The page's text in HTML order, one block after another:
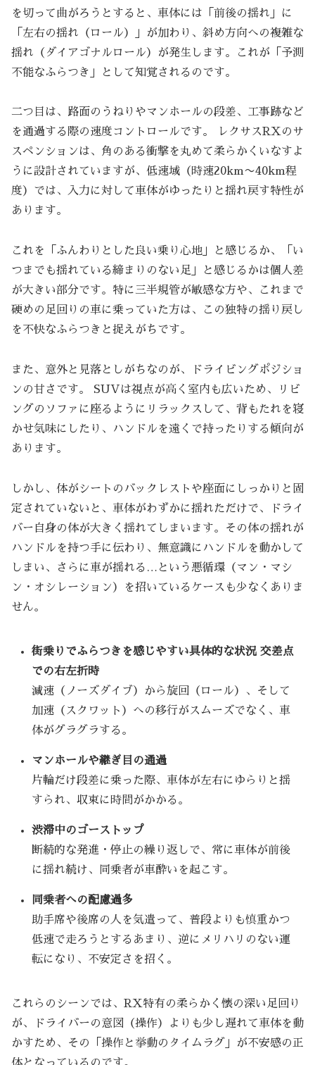
を切って曲がろうとすると、車体には「前後の揺れ」に
「左右の揺れ（ロール）」が加わり、斜め方向への複雑な
揺れ（ダイアゴナルロール）が発生します。これが「予測
不能なふらつき」として知覚されるのです。
二つ目は、路面のうねりやマンホールの段差、工事跡など
を通過する際の速度コントロールです。 レクサスRXのサ
スペンションは、角のある衝撃を丸めて柔らかくいなすよ
うに設計されていますが、低速域（時速20km〜40km程
度）では、入力に対して車体がゆったりと揺れ戻す特性が
あります。
これを「ふんわりとした良い乗り心地」と感じるか、「い
つまでも揺れている締まりのない足」と感じるかは個人差
が大きい部分です。特に三半規管が敏感な方や、これまで
硬めの足回りの車に乗っていた方は、この独特の揺り戻し
を不快なふらつきと捉えがちです。
また、意外と見落としがちなのが、ドライビングポジショ
ンの甘さです。 SUVは視点が高く室内も広いため、リビ
ングのソファに座るようにリラックスして、背もたれを寝
かせ気味にしたり、ハンドルを遠くで持ったりする傾向が
あります。
しかし、体がシートのバックレストや座面にしっかりと固
定されていないと、車体がわずかに揺れただけで、ドライ
バー自身の体が大きく揺れてしまいます。その体の揺れが
ハンドルを持つ手に伝わり、無意識にハンドルを動かして
しまい、さらに車が揺れる…という悪循環（マン・マシ
ン・オシレーション）を招いているケースも少なくありま
せん。
街乗りでふらつきを感じやすい具体的な状況 交差点
での右左折時
減速（ノーズダイブ）から旋回（ロール）、そして
加速（スクワット）への移行がスムーズでなく、車
体がグラグラする。
マンホールや継ぎ目の通過
片輪だけ段差に乗った際、車体が左右にゆらりと揺
すられ、収束に時間がかかる。
渋滞中のゴーストップ
断続的な発進・停止の繰り返しで、常に車体が前後
に揺れ続け、同乗者が車酔いを起こす。
同乗者への配慮過多
助手席や後席の人を気遣って、普段よりも慎重かつ
低速で走ろうとするあまり、逆にメリハリのない運
転になり、不安定さを招く。
これらのシーンでは、RX特有の柔らかく懐の深い足回り
が、ドライバーの意図（操作）よりも少し遅れて車体を動
かすため、その「操作と挙動のタイムラグ」が不安感の正